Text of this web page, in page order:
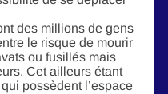
des millions de gens
le risque de mourir
ou fusillés mais
Cet ailleurs étant
possèdent l’espace